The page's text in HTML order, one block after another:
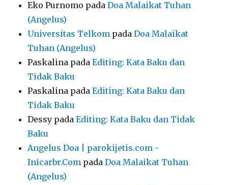
Eko Purnomo padaDoa Malaikat Tuhan
(Angelus)
Universitas Telkom padaDoa Malaikat
Tuhan (Angelus)
Paskalina padaEditing: Kata Baku dan
Tidak Baku
Paskalina padaEditing: Kata Baku dan
Tidak Baku
Dessy padaEditing: Kata Baku dan Tidak
Baku
Angelus Doa | parokijetis.com -
Inicarbr.Com padaDoa Malaikat Tuhan
(Angelus)